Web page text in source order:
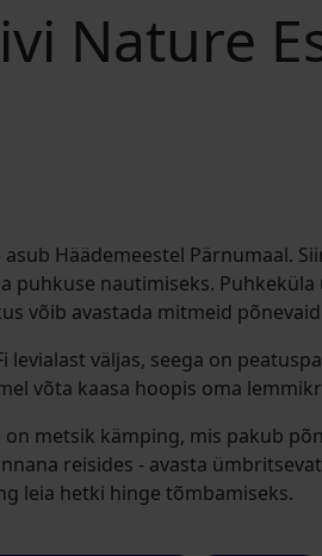
Nature
Häädemeestel Pärnumaal.
puhkuse nautimiseks.
võib avastada mitmeid
levialast väljas, seega on
võta kaasa hoopis oma
on metsik kämping, mis pakub
reisides - avasta
leia hetki hinge tõmbamiseks.